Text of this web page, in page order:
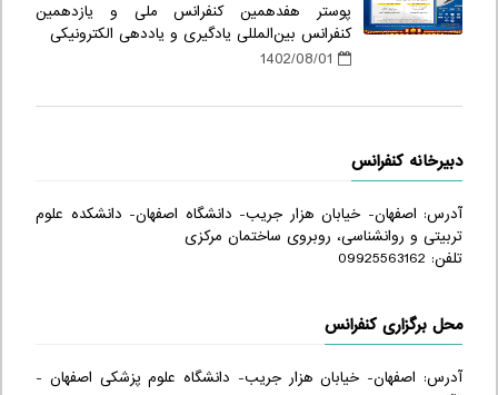
پوستر هفدهمین کنفرانس ملی و یازدهمین
کنفرانس بین‌المللی یادگیری و یاددهی الکترونیکی
دبیرخانه کنفرانس
آدرس: اصفهان- خیابان هزار جریب- دانشگاه اصفهان- دانشکده علوم
تربیتی و روانشناسی، روبروی ساختمان مرکزی
تلفن: 09925563162
محل برگزاری کنفرانس
آدرس: اصفهان- خیابان هزار جریب- دانشگاه علوم پزشکی اصفهان -